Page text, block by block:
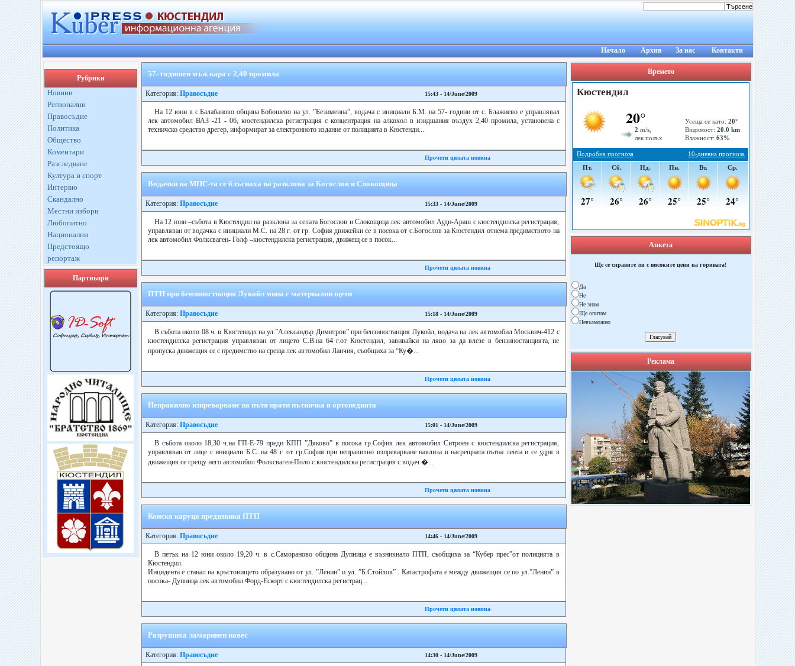
Начало Архив За нас Контакти
Рубрики
Новини
Регионални
Правосъдие
Политика
Общество
Коментари
Разследване
Култура и спорт
Интервю
Скандално
Местни избори
Любопитно
Национални
Предстоящо
репортаж
Партньори
57- годишен мъж кара с 2,40 промила
Категория: Правосъдие 15:43 - 14/June/2009
На 12 юни в с.Балабаново община Бобошево на ул. ”Безименна”, водача с инициали Б.М. на 57- години от с. Блажиево е управлявал
лек автомобил ВАЗ -21 - 06, кюстендилска регистрация с концентрация на алкохол в изидшания въздух 2,40 промила, установена с
техничско средство дрегер, информират за електронното издание от полицията в Кюстенди...
Прочети цялата новина
Водачки на МПС-та се блъснаха на разклона за Богослов и Слокощица
Категория: Правосъдие 15:33 - 14/June/2009
На 12 юни –събота в Кюстендил на разклона за селата Богослов и Слокощица лек автомобил Ауди-Араш с кюстендилска регистрация,
управляван от водачка с инициали М.С. на 28 г. от гр. София движейки се в посока от с.Богослов за Кюстендил отнема предимството на
лек автомобил Фолксваген- Голф –кюстендилска регистрация, движещ се в посок...
Прочети цялата новина
ПТП при бензиностнация Лукойл мина с материални щети
Категория: Правосъдие 15:18 - 14/June/2009
В събота около 08 ч. в Кюстенидл на ул.”Александър Димитров” при бензиностанция Лукойл, водача на лек автомобил Москвич-412 с
кюстендилска регистрация управляван от лицето С.В.на 64 г.от Кюстендил, завивайки на ляво за да влезе в бензиностанцията, не
пропуска движещия се с предимство на среща лек автомобил Ланчия, съобщиха за “Ку�...
Прочети цялата новина
Неправилно изпреварване на пътя прати пътничка в ортопедията
Категория: Правосъдие 15:01 - 14/June/2009
В събота около 18,30 ч.на ГП-Е-79 преди КПП ”Дяково” в посока гр.София лек автомобил Ситроен с кюстендилска регистрация,
управляван от лице с инициали Б.С. на 48 г. от гр.София при неправилно изпреварване навлиза в насрещната пътна лента и се удря в
движещия се срещу него автомобил Фолксваген-Поло с кюстендилска регистрация с водач �...
Прочети цялата новина
Конска каруца предизвика ПТП
Категория: Правосъдие 14:46 - 14/June/2009
В петък на 12 юни около 19,20 ч. в с.Самораново община Дупница е възникнало ПТП, съобщиха за “Кубер прес”от полицията в
Кюстендил.
Инцидента е станал на кръстовището образувано от ул. ”Ленин” и ул. ”Б.Стойлов” . Катастрофата е между движещия се по ул.”Ленин” в
посока- Дупница лек автомобил Форд-Ескорт с кюстендилска регистрац...
Прочети цялата новина
Разрушиха ламаринен навес
Категория: Правосъдие 14:30 - 14/June/2009
Времето
Анкета
Ще се справите ли с високите цени на горивата!
Да
Не
Не знам
Ще опитам
Невъзможно
Реклама